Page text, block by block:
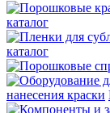
каталог
каталог
нанесения краски